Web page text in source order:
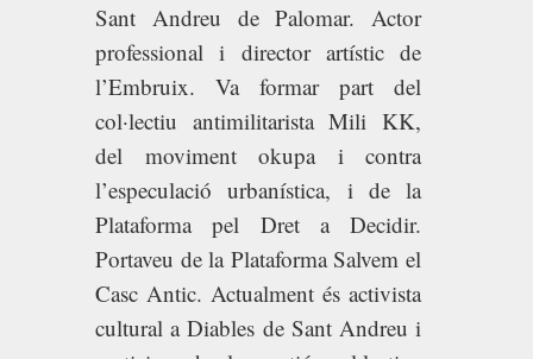
Sant Andreu de Palomar. Actor
professional i director artístic de
l’Embruix. Va formar part del
col·lectiu antimilitarista Mili KK,
del moviment okupa i contra
l’especulació urbanística, i de la
Plataforma pel Dret a Decidir.
Portaveu de la Plataforma Salvem el
Casc Antic. Actualment és activista
cultural a Diables de Sant Andreu i